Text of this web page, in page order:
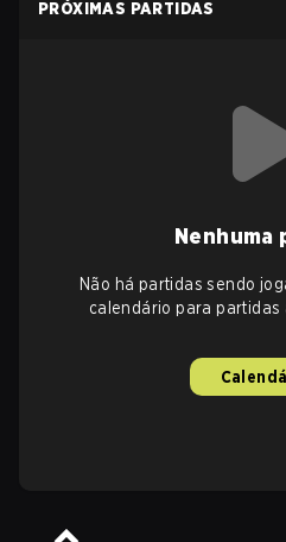
PRÓXIMAS PARTIDAS
Nenhuma
Não há partidas sendo
calendário para partidas